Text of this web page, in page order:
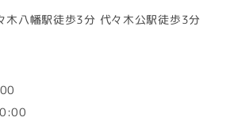
木八幡駅徒歩3分 代々木公駅徒歩3分